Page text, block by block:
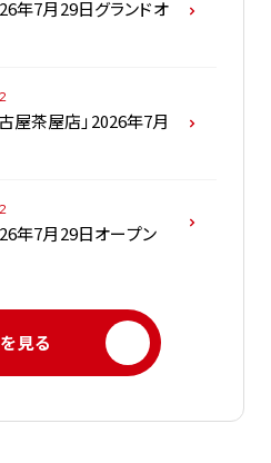
年7月29日グランドオ
屋茶屋店」2026年7月
年7月29日オープン
見る